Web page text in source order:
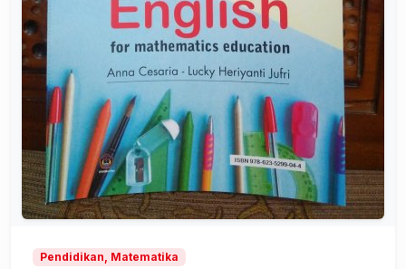
Pendidikan, Matematika